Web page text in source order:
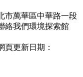
市萬華區中華路一段
絡我們環境探索館
頁更新日期：